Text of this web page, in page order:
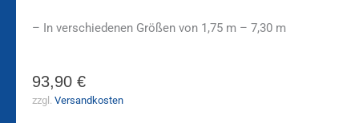
– In verschiedenen Größen von 1,75 m – 7,30 m
93,90 €
zzgl. Versandkosten